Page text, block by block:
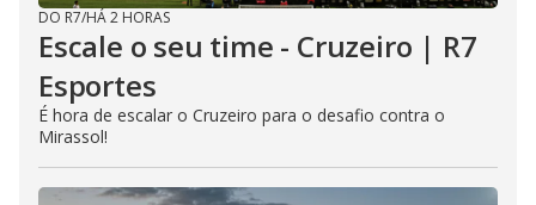
DO R7/HÁ 2 HORAS
Escale o seu time - Cruzeiro | R7
Esportes
É hora de escalar o Cruzeiro para o desafio contra o
Mirassol!